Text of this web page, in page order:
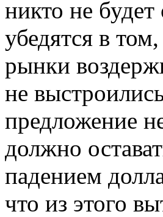
никто не
убедятся в
рынки
не
предложение
должно
падением
что из этого